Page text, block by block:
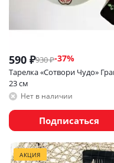
590 ₽930₽-37%
Тарелка «Сотвори Чудо»
23 см
Нет в наличии
Подписаться
АКЦИЯ